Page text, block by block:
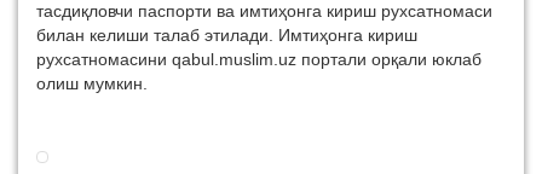
тасдиқловчи паспорти ва имтиҳонга кириш рухсатномаси
билан келиши талаб этилади. Имтиҳонга кириш
рухсатномасини qabul.muslim.uz портали орқали юклаб
олиш мумкин.